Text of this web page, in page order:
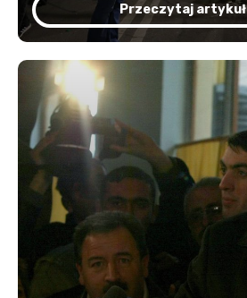
Przeczytaj artykuł